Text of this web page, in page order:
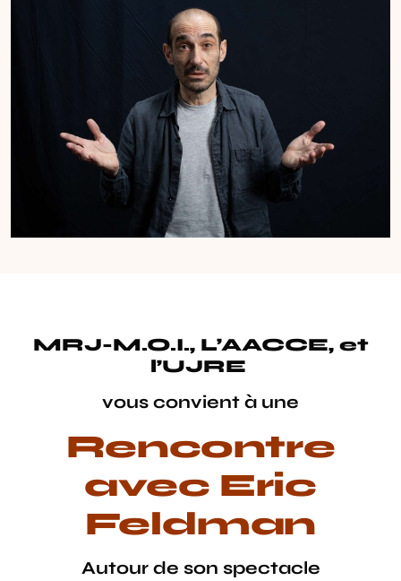
MRJ-M.O.I., L’AACCE, et
l’UJRE
vous convient à une
Rencontre
avec Eric
Feldman
Autour de son spectacle